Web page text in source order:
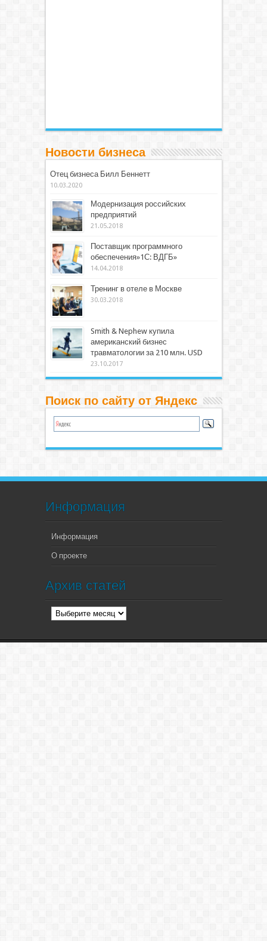
Новости бизнеса
Отец бизнеса Билл Беннетт
10.03.2020
Модернизация российских
предприятий
21.05.2018
Поставщик программного
обеспечения»1С: ВДГБ»
14.04.2018
Тренинг в отеле в Москве
30.03.2018
Smith & Nephew купила
американский бизнес
травматологии за 210 млн. USD
23.10.2017
Поиск по сайту от Яндекс
Информация
Информация
О проекте
Архив статей
Архив
статей